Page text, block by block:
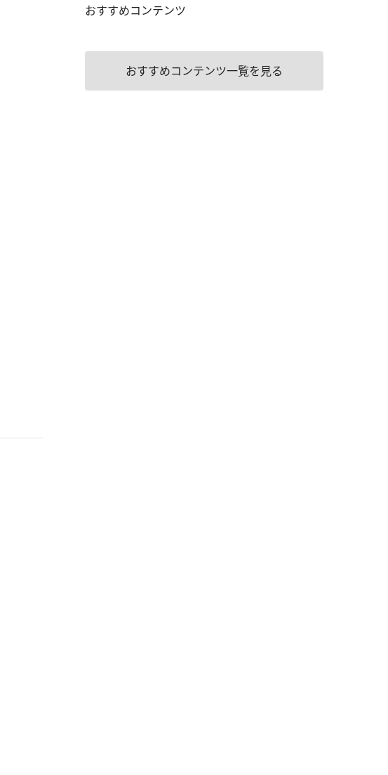
おすすめコンテンツ
おすすめコンテンツ一覧を見る